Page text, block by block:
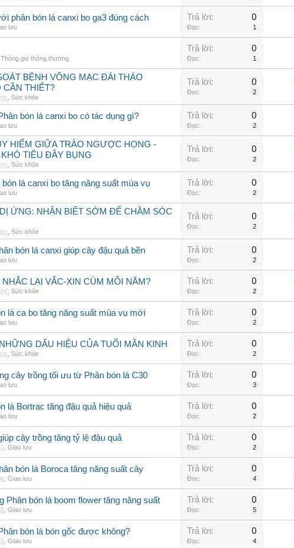
phân bón lá canxi bo ga3 đúng cách
lưu
Trả lời: 0
Đọc: 1
Thông gió thông thường
Trả lời: 0
Đọc: 1
BỆNH VÕNG MẠC ĐÁI THÁO
THIẾT?
Sức khỏe
Trả lời: 0
Đọc: 2
bón lá canxi bo có tác dụng gì?
lưu
Trả lời: 0
Đọc: 2
HIỂM GIỮA TRÀO NGƯỢC HỌNG -
TIÊU ĐẦY BỤNG
Sức khỏe
Trả lời: 0
Đọc: 2
bón lá canxi bo tăng năng suất mùa vụ
lưu
Trả lời: 0
Đọc: 2
ỨNG: NHẬN BIẾT SỚM ĐỂ CHĂM SÓC
Sức khỏe
Trả lời: 0
Đọc: 2
bón lá canxi giúp cây đậu quả bền
lưu
Trả lời: 0
Đọc: 2
LẠI VẮC-XIN CÚM MỖI NĂM?
Sức khỏe
Trả lời: 0
Đọc: 2
lá ca bo tăng năng suất mùa vụ mới
lưu
Trả lời: 0
Đọc: 2
DẤU HIỆU CỦA TUỔI MÃN KINH
Sức khỏe
Trả lời: 0
Đọc: 2
cây trồng tối ưu từ Phân bón lá C30
lưu
Trả lời: 0
Đọc: 3
lá Bortrac tăng đậu quả hiệu quả
lưu
Trả lời: 0
Đọc: 2
cây trồng tăng tỷ lệ đậu quả
Giao lưu
Trả lời: 0
Đọc: 2
bón lá Boroca tăng năng suất cây
Giao lưu
Trả lời: 0
Đọc: 4
Phân bón lá boom flower tăng năng suất
Giao lưu
Trả lời: 0
Đọc: 5
bón lá bón gốc được không?
Giao lưu
Trả lời: 0
Đọc: 4